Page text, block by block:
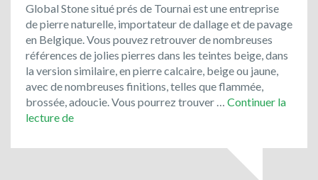
ont
toujours
la
cote
!
Global Stone situé prés de Tournai est une entreprise
de pierre naturelle, importateur de dallage et de pavage
en Belgique. Vous pouvez retrouver de nombreuses
références de jolies pierres dans les teintes beige, dans
la version similaire, en pierre calcaire, beige ou jaune,
avec de nombreuses finitions, telles que flammée,
brossée, adoucie. Vous pourrez trouver … Continuer la
lecture deBienvenue
Global